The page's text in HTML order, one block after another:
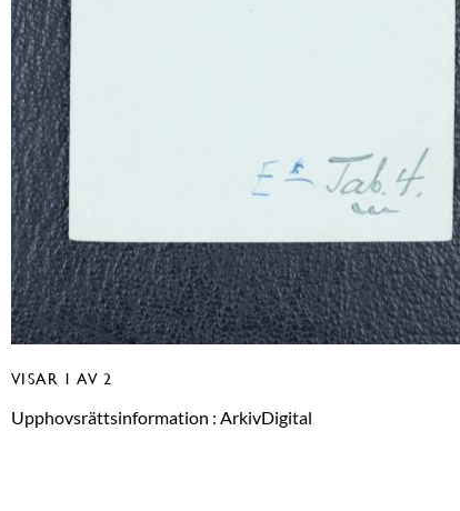
VISAR 1 AV 2
Upphovsrättsinformation : ArkivDigital